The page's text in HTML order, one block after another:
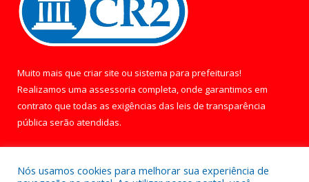
Muito mais que criar site ou sistema para prefeituras!
Realizamos uma assessoria completa, onde garantimos em
contrato que todas as exigências das leis de transparência
pública serão atendidas.
Nós usamos cookies para melhorar sua experiência de